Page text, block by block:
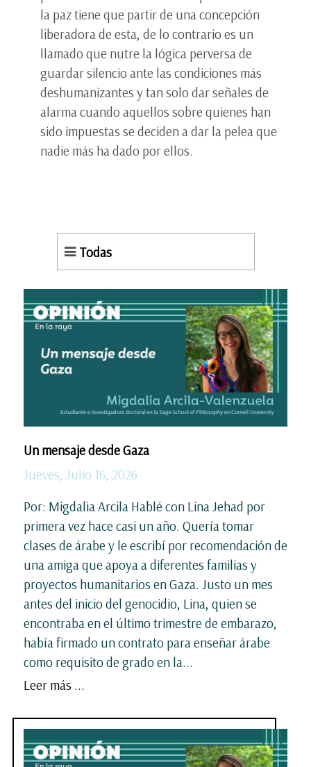
la paz tiene que partir de una concepción
liberadora de esta, de lo contrario es un
llamado que nutre la lógica perversa de
guardar silencio ante las condiciones más
deshumanizantes y tan solo dar señales de
alarma cuando aquellos sobre quienes han
sido impuestas se deciden a dar la pelea que
nadie más ha dado por ellos.
Todas
Un mensaje desde Gaza
Jueves, Julio 16, 2026
Por: Migdalia Arcila Hablé con Lina Jehad por
primera vez hace casi un año. Quería tomar
clases de árabe y le escribí por recomendación de
una amiga que apoya a diferentes familias y
proyectos humanitarios en Gaza. Justo un mes
antes del inicio del genocidio, Lina, quien se
encontraba en el último trimestre de embarazo,
había firmado un contrato para enseñar árabe
como requisito de grado en la...
Leer más ...